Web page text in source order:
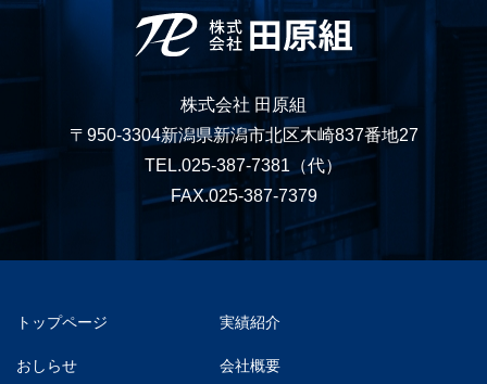
株式会社 田原組
〒950-3304新潟県新潟市北区木崎837番地27
TEL.025-387-7381 （代）
FAX.025-387-7379
トップページ
おしらせ
実績紹介
会社概要